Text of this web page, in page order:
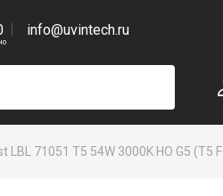
info@uvintech.ru
71051 T5 54W 3000K HO G5 (T5